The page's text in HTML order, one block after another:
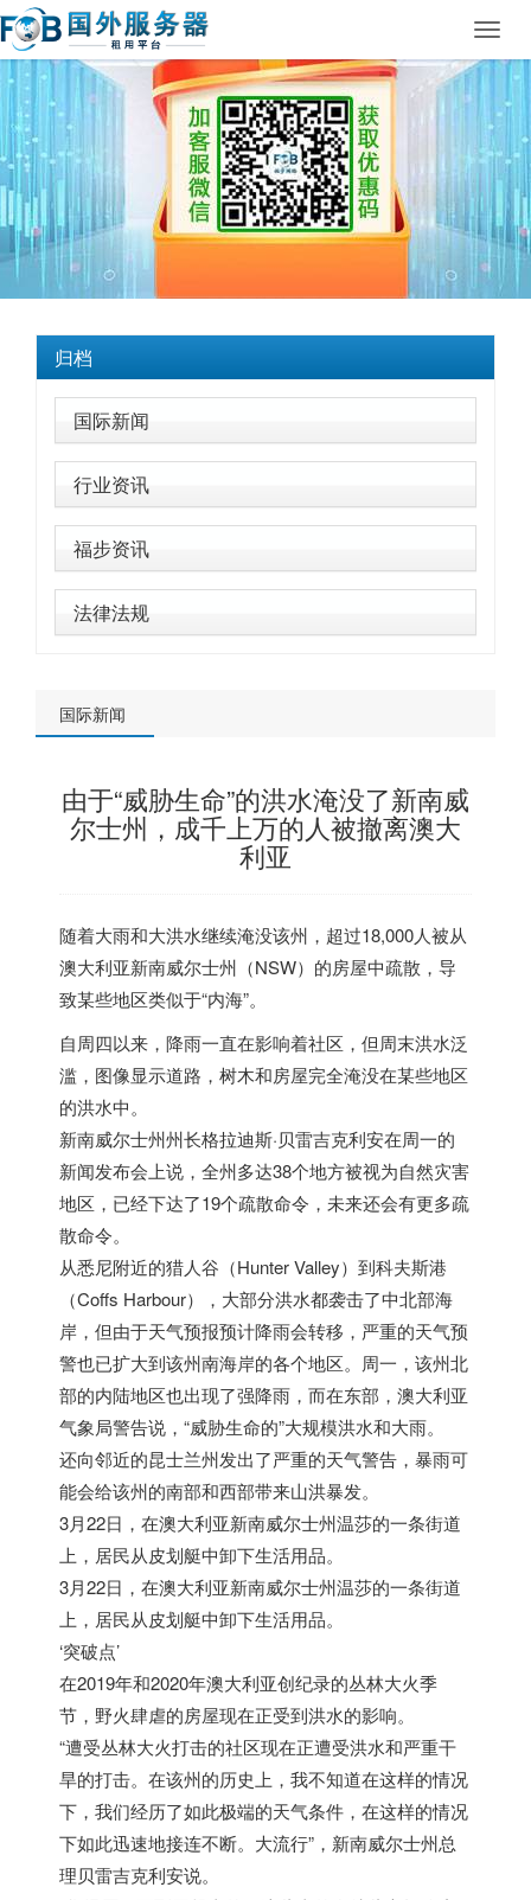
归档
国际新闻
行业资讯
福步资讯
法律法规
国际新闻
由于“威胁生命”的洪水淹没了新南威
尔士州，成千上万的人被撤离澳大
利亚
随着大雨和大洪水继续淹没该州，超过18,000人被从
澳大利亚新南威尔士州（NSW）的房屋中疏散，导
致某些地区类似于“内海”。
自周四以来，降雨一直在影响着社区，但周末洪水泛
滥，图像显示道路，树木和房屋完全淹没在某些地区
的洪水中。
新南威尔士州州长格拉迪斯·贝雷吉克利安在周一的
新闻发布会上说，全州多达38个地方被视为自然灾害
地区，已经下达了19个疏散命令，未来还会有更多疏
散命令。
从悉尼附近的猎人谷（Hunter Valley）到科夫斯港
（Coffs Harbour），大部分洪水都袭击了中北部海
岸，但由于天气预报预计降雨会转移，严重的天气预
警也已扩大到该州南海岸的各个地区。周一，该州北
部的内陆地区也出现了强降雨，而在东部，澳大利亚
气象局警告说，“威胁生命的”大规模洪水和大雨。
还向邻近的昆士兰州发出了严重的天气警告，暴雨可
能会给该州的南部和西部带来山洪暴发。
3月22日，在澳大利亚新南威尔士州温莎的一条街道
上，居民从皮划艇中卸下生活用品。
3月22日，在澳大利亚新南威尔士州温莎的一条街道
上，居民从皮划艇中卸下生活用品。
‘突破点’
在2019年和2020年澳大利亚创纪录的丛林大火季
节，野火肆虐的房屋现在正受到洪水的影响。
“遭受丛林大火打击的社区现在正遭受洪水和严重干
旱的打击。在该州的历史上，我不知道在这样的情况
下，我们经历了如此极端的天气条件，在这样的情况
下如此迅速地接连不断。大流行”，新南威尔士州总
理贝雷吉克利安说。